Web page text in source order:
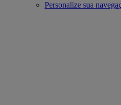
Personalize sua